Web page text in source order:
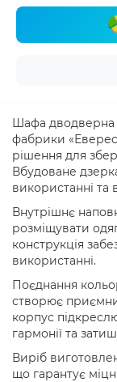
Шафа дводверна
фабрики
рішення для
Вбудоване
використанні та
Внутрішнє
розміщувати
конструкція
використанні.
Поєднання
створює
корпус
гармонії та
Виріб
що гарантує